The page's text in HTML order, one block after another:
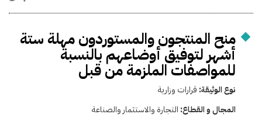
منح المنتجون والمستوردون مهلة ستة
أشهر لتوفيق أوضاعهم بالنسبة
للمواصفات الملزمة من قبل
نوع الوثيقة: قرارات وزارية
المجال و القطاع: التجارة والاستثمار والصناعة